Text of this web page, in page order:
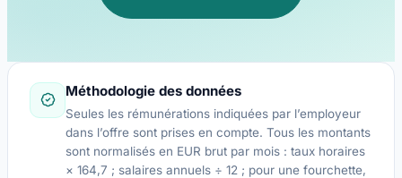
Méthodologie des données
Seules les rémunérations indiquées par l’employeur
dans l’offre sont prises en compte. Tous les montants
sont normalisés en EUR brut par mois : taux horaires
× 164,7 ; salaires annuels ÷ 12 ; pour une fourchette,